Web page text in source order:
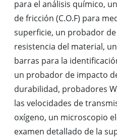
para el análisis químico,
de fricción (C.O.F) para
superficie, un probador
resistencia del material,
barras para la
un probador de impacto
durabilidad, probadores
las velocidades de
oxígeno, un microscopio
examen detallado de la